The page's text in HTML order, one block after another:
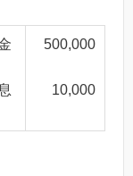
500,000
10,000